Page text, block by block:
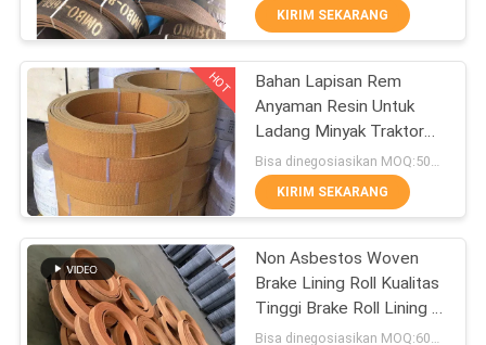
PRIVACY
POLICYBahan Blok Rem
Bahan Lapisan Rem
Tenun
32
KIRIM SEKARANG
HOT
Bahan Lapisan Rem
Anyaman Resin Untuk
Ladang Minyak Traktor
Kerekan Kerekan Derek
Kelautan
Bisa dinegosiasikan MOQ:500 kg
KIRIM SEKARANG
Non Asbestos Woven
Brake Lining Roll Kualitas
Tinggi Brake Roll Lining di
Harga Terbaik